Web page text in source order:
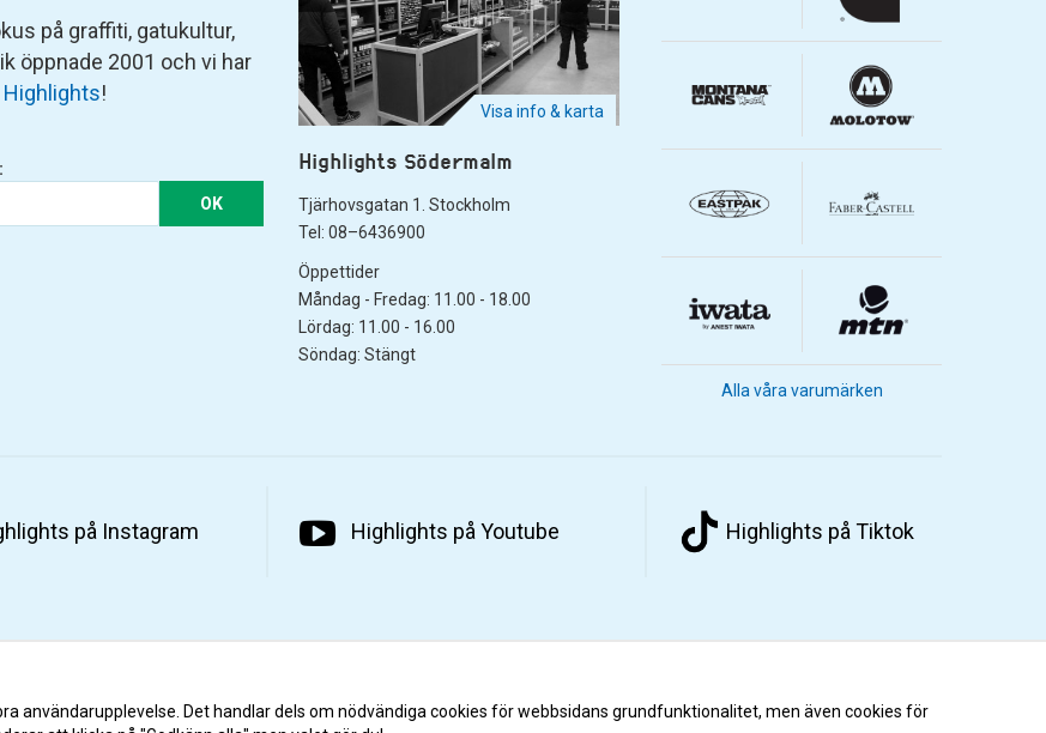
på graffiti, gatukultur,
öppnade 2001 och vi har
Highlights!
OK
Visa info & karta
Highlights Södermalm
Tjärhovsgatan 1. Stockholm
Tel: 08–6436900
Öppettider
Måndag - Fredag: 11.00 - 18.00
Lördag: 11.00 - 16.00
Söndag: Stängt
Alla våra varumärken
på Instagram Highlights på Youtube Highlights på Tiktok
användarupplevelse. Det handlar dels om nödvändiga cookies för webbsidans grundfunktionalitet, men även cookies för